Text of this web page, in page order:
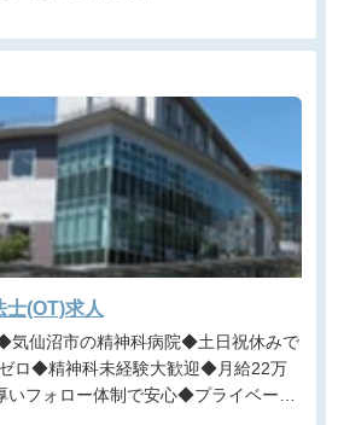
士(OT)求人
ロ◆精神科未経験大歓迎◆月給22万
フォロー体制で安心◆プライベート